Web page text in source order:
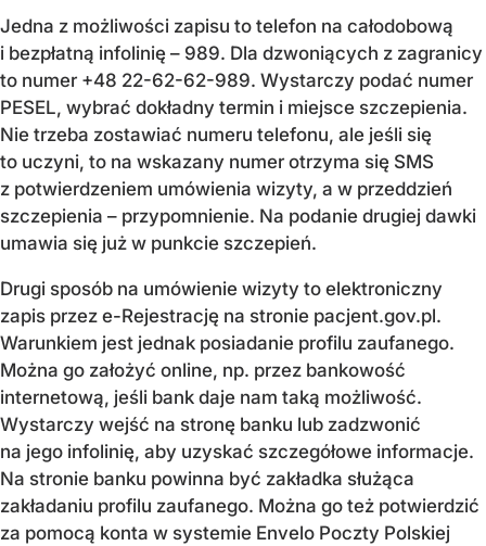
Jedna z możliwości zapisu to telefon na całodobową
i bezpłatną infolinię – 989. Dla dzwoniących z zagranicy
to numer +48 22-62-62-989. Wystarczy podać numer
PESEL, wybrać dokładny termin i miejsce szczepienia.
Nie trzeba zostawiać numeru telefonu, ale jeśli się
to uczyni, to na wskazany numer otrzyma się SMS
z potwierdzeniem umówienia wizyty, a w przeddzień
szczepienia – przypomnienie. Na podanie drugiej dawki
umawia się już w punkcie szczepień.
Drugi sposób na umówienie wizyty to elektroniczny
zapis przez e-Rejestrację na stronie pacjent.gov.pl.
Warunkiem jest jednak posiadanie profilu zaufanego.
Można go założyć online, np. przez bankowość
internetową, jeśli bank daje nam taką możliwość.
Wystarczy wejść na stronę banku lub zadzwonić
na jego infolinię, aby uzyskać szczegółowe informacje.
Na stronie banku powinna być zakładka służąca
zakładaniu profilu zaufanego. Można go też potwierdzić
za pomocą konta w systemie Envelo Poczty Polskiej